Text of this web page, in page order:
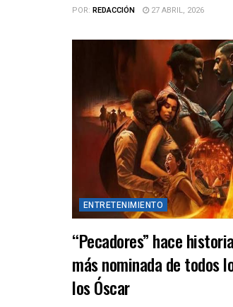
POR: REDACCIÓN 27 ABRIL, 2026
ENTRETENIMIENTO
“Pecadores” hace
más nominada de todos
los Óscar